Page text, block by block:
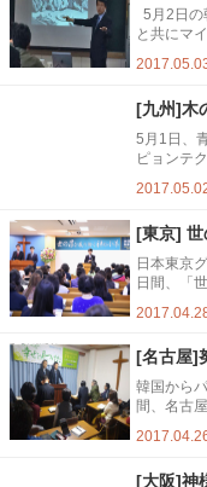
た。 ソン
し...
5月2日の
と共にマ
見ると、
た。 キム
出します
始まりま
れ...
[九州]木
5月1日、
ピョンテ
た。 講師
になるの
る部分と
要ではな...
[東京] 世
日本東京
日間、「
月に行わ
の御言葉
った人々
た...
[名古屋]
韓国から
間、名古
目、ロー
はローマ
[大阪]神